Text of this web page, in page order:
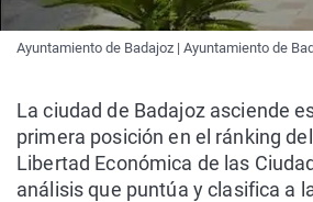
Ayuntamiento de Badajoz | Ayuntamiento de
La ciudad de Badajoz asciende
primera posición en el ránking
Libertad Económica de las
análisis que puntúa y clasifica a